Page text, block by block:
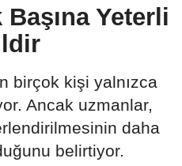
Başına Yeterli
birçok kişi yalnızca
Ancak uzmanlar,
daha
belirtiyor.